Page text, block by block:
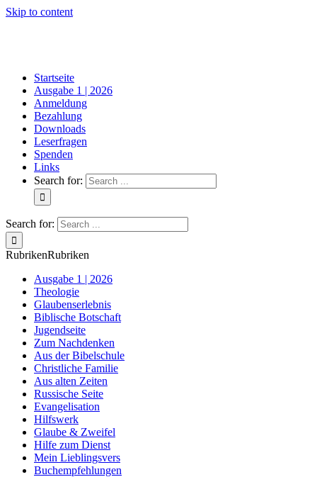
Skip to content
Startseite
Ausgabe 1 | 2026
Anmeldung
Bezahlung
Downloads
Leserfragen
Spenden
Links
Search for:
Search for:
RubrikenRubriken
Ausgabe 1 | 2026
Theologie
Glaubenserlebnis
Biblische Botschaft
Jugendseite
Zum Nachdenken
Aus der Bibelschule
Christliche Familie
Aus alten Zeiten
Russische Seite
Evangelisation
Hilfswerk
Glaube & Zweifel
Hilfe zum Dienst
Mein Lieblingsvers
Buchempfehlungen